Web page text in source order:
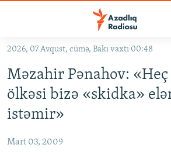
Əsas
qayıt
Əsas
qayıt
FƏRQƏ BAX
2026, 07 Avqust, cümə, Bakı vaxtı 00:48
Məzahir Pənahov:
ölkəsi bizə «skidka»
istəmir»
Mart 03, 2009